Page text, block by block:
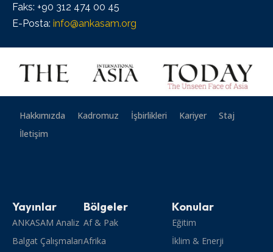
Faks: +90 312 474 00 45
E-Posta: info@ankasam.org
Hakkımızda Kadromuz İşbirlikleri Kariyer
Staj
İletişim
Yayınlar
ANKASAM Analiz
Balgat Çalışmaları
Bölgeler
Af & Pak
Afrika
Konular
Eğitim
İklim & Enerji